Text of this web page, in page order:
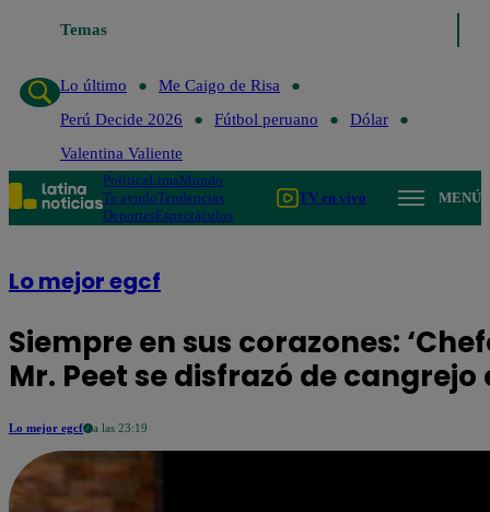
Temas
Lo último
Me Caigo de Risa
Perú Decide 2026
Fútbol peruano
Dólar
Valentina Valiente
PolíticaLimaMundo
Te ayudoTendencias
DeportesEspectáculos
TV en vivo MENÚ
Lo mejor egcf
Siempre en sus corazones:
Mr. Peet se disfrazó de cangrejo
Lo mejor egcf a las 23:19